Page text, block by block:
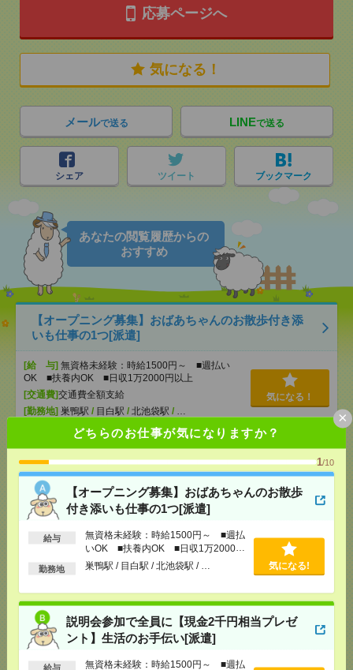
どちらのお仕事が気になりますか？
1/10
【オープニング募集】おばあちゃんのお散歩
付き添いも仕事の1つ[派遣]
給与
無資格未経験：時給1500円～ ■週払
いOK ■扶養内OK ■日収1万2000円
以上
勤務地 巣鴨駅 / 目白駅 / 北池袋駅 / … 気になる!
説明会参加で全員に【現金2千円相当プレゼ
ント】生活のお手伝い[派遣]
給与
無資格未経験：時給1500円～ ■週払
×
応募ページへ
気になる！
メールで送る LINEで送る
シェア ツイート ブックマーク
あなたの閲覧履歴からの
おすすめ
【オープニング募集】おばあちゃんのお散歩付き添
いも仕事の1つ[派遣]
[給 与] 無資格未経験：時給1500円～ ■週払い
OK ■扶養内OK ■日収1万2000円以上
[交通費]交通費全額支給
[勤務地] 巣鴨駅 / 目白駅 / 北池袋駅 / …
気になる！
説明会参加で全員に【現金2千円相当プレゼント】生
活のお手伝い[派遣]
[給 与]
無資格未経験：時給1500円～ ■週払い
OK ■扶養内OK ■日収1万2000円以上
[勤務地]錦糸町駅/とうきょうスカイツリー駅/京
時給1900円！《安心の非営利団体》在宅あり＊16時
まで＊書類の処理など[派遣]
[給 与]
時給1900円～2100円＋交 ■給与の前払い
が可能な速払いサービスあり